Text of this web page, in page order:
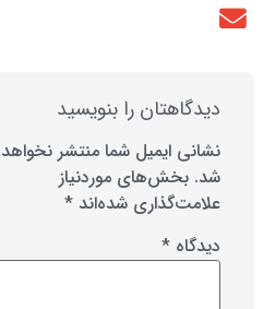
دیدگاهتان را بنویسید
نشانی ایمیل شما منتشر نخواهد
شد. بخش‌های موردنیاز
علامت‌گذاری شده‌اند *
دیدگاه *